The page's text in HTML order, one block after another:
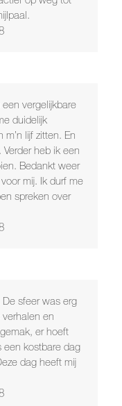
vergelijkbare
duidelijk
lijf zitten. En
heb ik een
Bedankt weer
mij. Ik durf me
spreken over
sfeer was erg
en
er hoeft
een kostbare dag
dag heeft mij